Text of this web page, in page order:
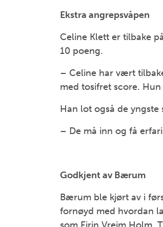
Ekstra angrepsvåpen
Celine Klett er tilbake
10 poeng.
– Celine har vært
med tosifret score.
Han lot også de
– De må inn og få
Godkjent av Bærum
Bærum ble kjørt av i
fornøyd med hvordan